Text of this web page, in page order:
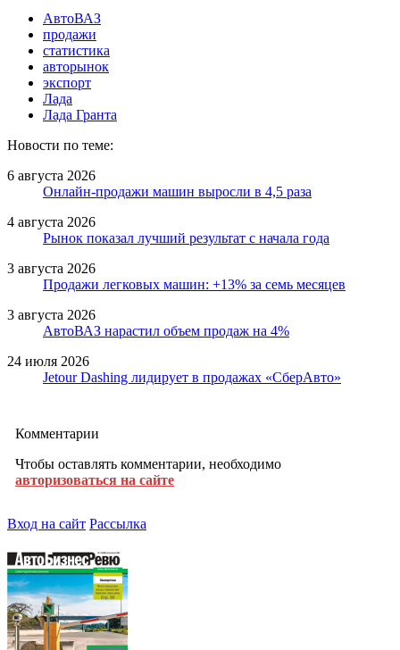
АвтоВАЗ
продажи
статистика
авторынок
экспорт
Лада
Лада Гранта
Новости по теме:
6 августа 2026
Онлайн-продажи машин выросли в 4,5 раза
4 августа 2026
Рынок показал лучший результат с начала года
3 августа 2026
Продажи легковых машин: +13% за семь месяцев
3 августа 2026
АвтоВАЗ нарастил объем продаж на 4%
24 июля 2026
Jetour Dashing лидирует в продажах «СберАвто»
Комментарии
Чтобы оставлять комментарии, необходимо
авторизоваться на сайте
Вход на сайт Рассылка